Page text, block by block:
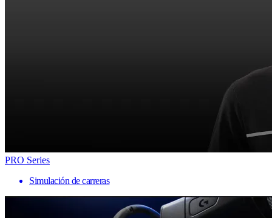
PRO Series
Simulación de carreras